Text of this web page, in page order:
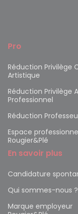
Pro
Réduction Privilège
Artistique
Réduction Privilège
Professionnel
Réduction
Espace
Rougier&Plé
En savoir plus
Candidature
Qui sommes-nous ?
Marque employeur